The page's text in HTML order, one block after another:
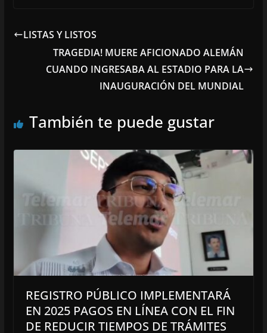
LISTAS Y LISTOS
TRAGEDIA! MUERE AFICIONADO ALEMÁN
CUANDO INGRESABA AL ESTADIO PARA LA
INAUGURACIÓN DEL MUNDIAL
También te puede gustar
REGISTRO PÚBLICO IMPLEMENTARÁ
EN 2025 PAGOS EN LÍNEA CON EL FIN
DE REDUCIR TIEMPOS DE TRÁMITES